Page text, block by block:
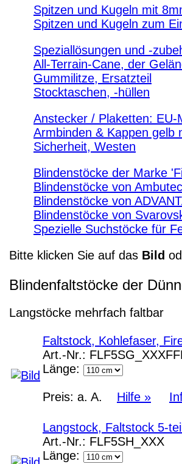
Spitzen und Kugeln mit
Spitzen und Kugeln zum
Speziallösungen und -
All-Terrain-Cane, der
Gummilitze, Ersatzteil
Stocktaschen, -hüllen
Anstecker / Plaketten:
Armbinden & Kappen gelb
Sicherheit, Westen
Blindenstöcke der Marke
Blindenstöcke von
Blindenstöcke von
Blindenstöcke von
Spezielle Suchstöcke für
Bitte klicken Sie auf das Bild
Blindenfaltstöcke der
Langstöcke mehrfach faltbar
Faltstock, Kohlefaser,
Art.-Nr.:
Länge:
Preis: a. A. Hilfe »
Langstock, Faltstock 5-
Art.-Nr.: FLF5SH_XXX
Länge: